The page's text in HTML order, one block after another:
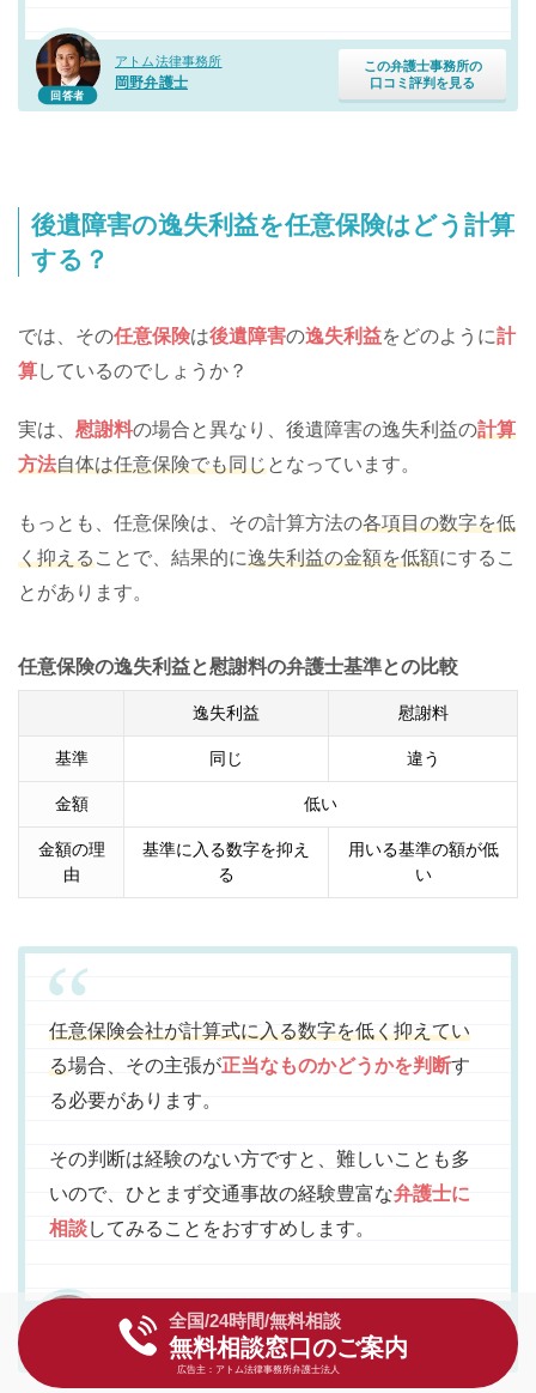
回答者
アトム法律事務所
岡野弁護士
この弁護士事務所の
口コミ評判を見る
後遺障害の逸失利益を任意保険はどう計算
する？
では、その任意保険は後遺障害の逸失利益をどのように計
算しているのでしょうか？
実は、 慰謝料の場合と異なり、後遺障害の逸失利益の計算
方法自体は任意保険でも同じとなっています。
もっとも、任意保険は、その計算方法の各項目の数字を低
く抑えることで、結果的に逸失利益の金額を低額にするこ
とがあります。
任意保険の逸失利益と慰謝料の弁護士基準との比較
逸失利益 慰謝料
基準 同じ 違う
金額 低い
金額の理
由
基準に入る数字を抑え
る
用いる基準の額が低
い
アトム法律事務所
岡野弁護士
口コミ評判を見る
任意保険会社が計算式に入る数字を低く抑えてい
る場合、その主張が正当なものかどうかを判断す
る必要があります。
その判断は経験のない方ですと、難しいことも多
いので、ひとまず交通事故の経験豊富な弁護士に
相談してみることをおすすめします。
全国/24時間/無料相談
無料相談窓口のご案内
広告主：アトム法律事務所弁護士法人